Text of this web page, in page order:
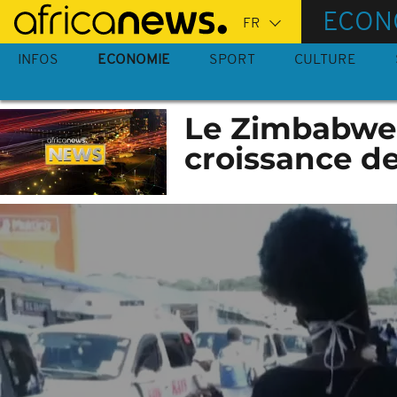
Passer
au
contenu
INFOS ECONOMIE SPORT CULTURE
Le
croissance